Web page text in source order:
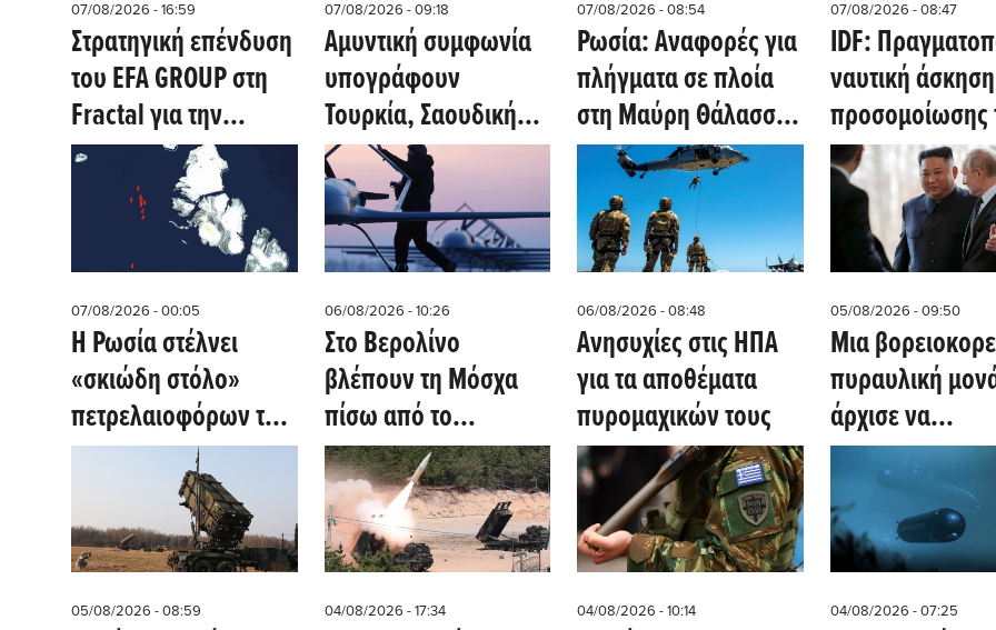
07/08/2026 - 16:59
Στρατηγική επένδυση
του EFA GROUP στη
Fractal για την
ανάπτυξη
προηγμένων
αμυντικών
τεχνολογιών σε
Ελλάδα και Κύπρο
07/08/2026 - 09:18
Αμυντική συμφωνία
υπογράφουν
Τουρκία, Σαουδική
Αραβία, Πακιστάν
07/08/2026 - 08:54
Ρωσία: Αναφορές για
πλήγματα σε πλοία
στη Μαύρη Θάλασσα
με στρατιωτικά
φορτία για την
Ουκρανία
07/08/2026 - 08:47
IDF:
ναυτική άσκηση
προσομοίωσης
Ερυθράς
στην Μεσόγειο
07/08/2026 - 00:05
Η Ρωσία στέλνει
«σκιώδη στόλο»
πετρελαιοφόρων της
Αρκτικής σε
απόσταση 500
ναυτικών μιλίων από
τον Βόρειο Πόλο
(gcaptain.com)
06/08/2026 - 10:26
Στο Βερολίνο
βλέπουν τη Μόσχα
πίσω από το
παγιδευμένο drone
σε στρατηγικής
σημασίας
αεροδρόμιο
06/08/2026 - 08:48
Ανησυχίες στις ΗΠΑ
για τα αποθέματα
πυρομαχικών τους
05/08/2026 - 09:50
Μια
πυραυλική
άρχισε να
αναπτύσσεται
δυτική Ρωσία
05/08/2026 - 08:59 04/08/2026 - 17:34 04/08/2026 - 10:14 04/08/2026 - 07:25